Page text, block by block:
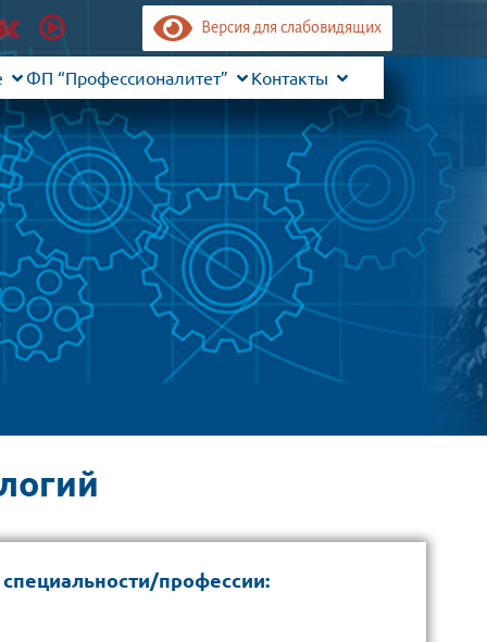
Версия для слабовидящих
ФП “Профессионалитет” Контакты
профессии: